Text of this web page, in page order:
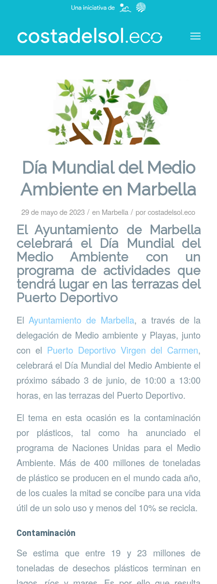
Día Mundial del Medio
Ambiente en Marbella
29 de mayo de 2023 / en Marbella / porcostadelsol.eco
El Ayuntamiento de Marbella
celebrará el Día Mundial del
Medio Ambiente con un
programa de actividades que
tendrá lugar en las terrazas del
Puerto Deportivo
ElAyuntamiento de Marbella, a través de la
delegación de Medio ambiente y Playas, junto
con el Puerto Deportivo Virgen del Carmen,
celebrará el Día Mundial del Medio Ambiente el
próximo sábado 3 de junio, de 10:00 a 13:00
horas, en las terrazas del Puerto Deportivo.
El tema en esta ocasión es la contaminación
por plásticos, tal como ha anunciado el
programa de Naciones Unidas para el Medio
Ambiente. Más de 400 millones de toneladas
de plástico se producen en el mundo cada año,
de los cuales la mitad se concibe para una vida
útil de un solo uso y menos del 10% se recicla.
Contaminación
Se estima que entre 19 y 23 millones de
toneladas de desechos plásticos terminan en